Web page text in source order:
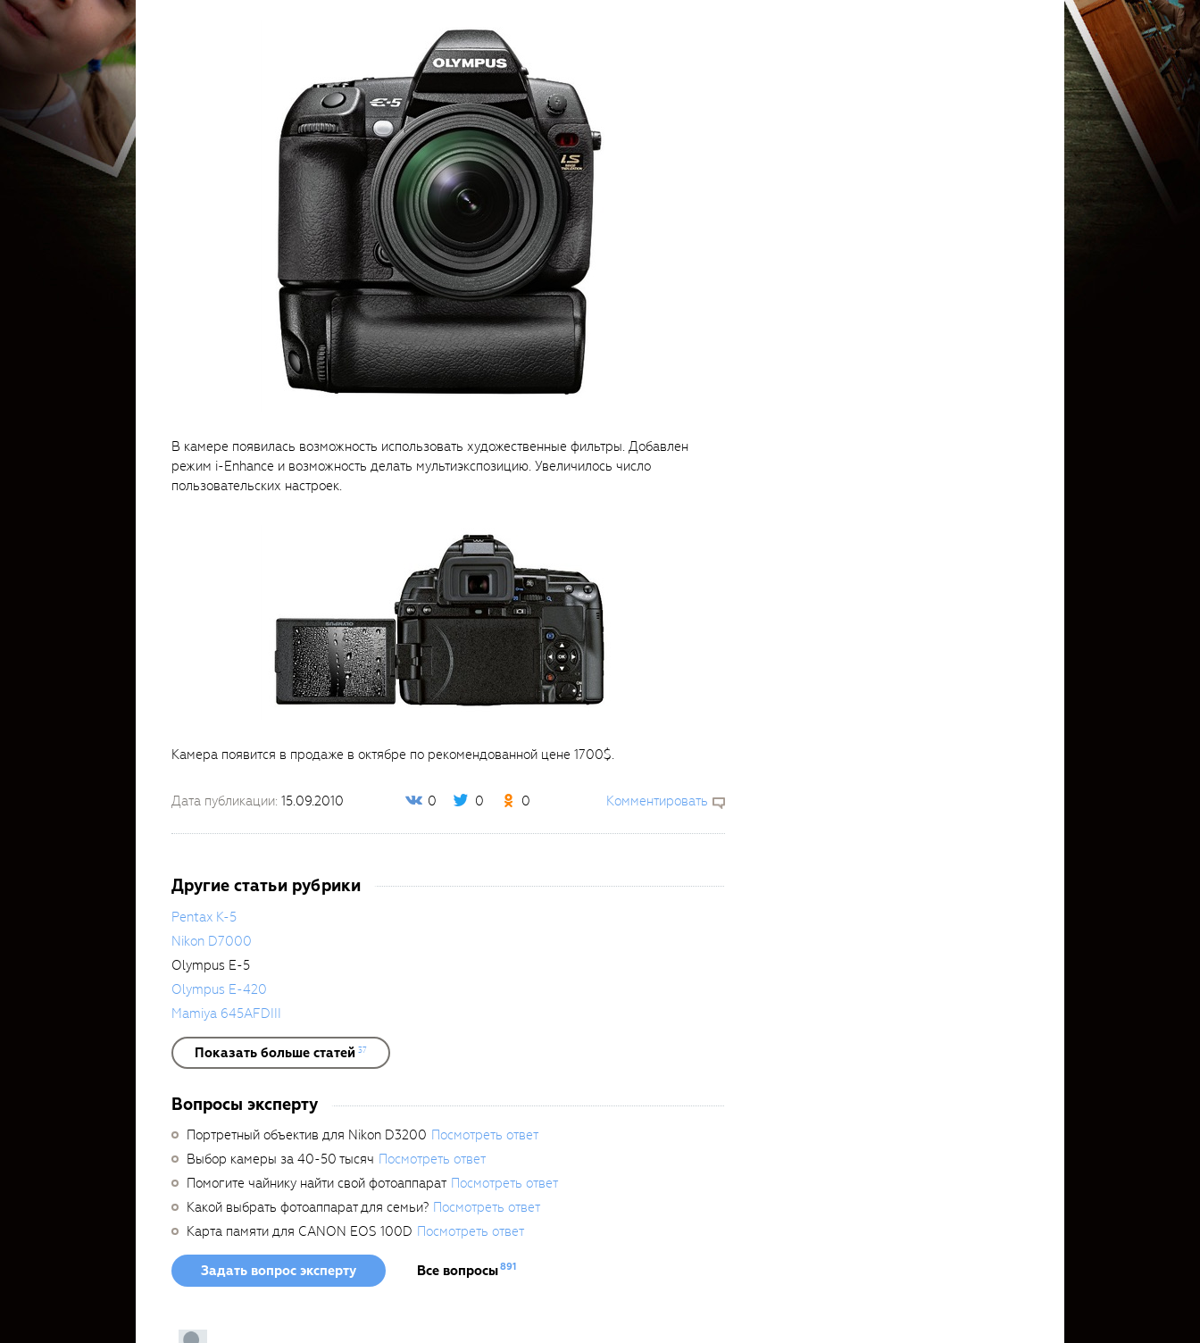
В камере появилась возможность использовать художественные фильтры. Добавлен
режим i-Enhance и возможность делать мультиэкспозицию. Увеличилось число
пользовательских настроек.
Камера появится в продаже в октябре по рекомендованной цене 1700$.
Дата публикации: 15.09.2010 0 0 0 Комментировать
Другие статьи рубрики
Pentax K-5
Nikon D7000
Olympus E-5
Olympus E-420
Mamiya 645AFDIII
Показать больше статей 37
Вопросы эксперту
Портретный объектив для Nikon D3200 Посмотреть ответ
Выбор камеры за 40-50 тысяч Посмотреть ответ
Помогите чайнику найти свой фотоаппарат Посмотреть ответ
Какой выбрать фотоаппарат для семьи? Посмотреть ответ
Карта памяти для CANON EOS 100D Посмотреть ответ
Задать вопрос эксперту Все вопросы891